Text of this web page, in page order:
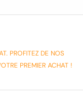
PROFITEZ DE NOS
PREMIER ACHAT !